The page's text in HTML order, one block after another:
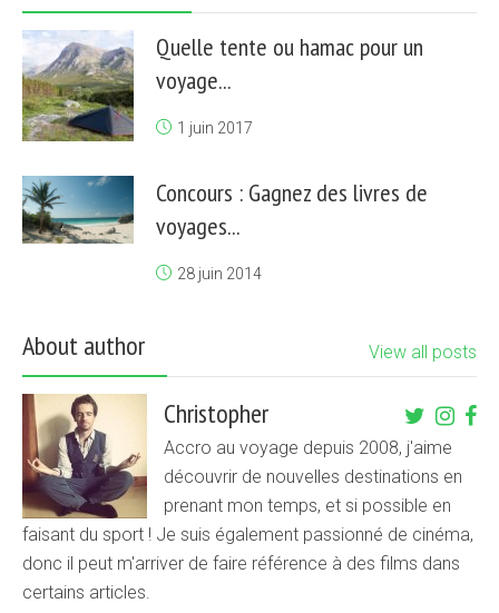
Quelle tente ou hamac pour un
voyage...
1 juin 2017
Concours : Gagnez des livres de
voyages...
28 juin 2014
About author View all posts
Christopher
Accro au voyage depuis 2008, j'aime
découvrir de nouvelles destinations en
prenant mon temps, et si possible en
faisant du sport ! Je suis également passionné de cinéma,
donc il peut m'arriver de faire référence à des films dans
certains articles.